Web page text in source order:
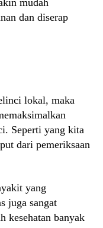
mudah
dan diserap
lokal, maka
Seperti yang kita
dari pemeriksaan
yang
juga sangat
kesehatan banyak